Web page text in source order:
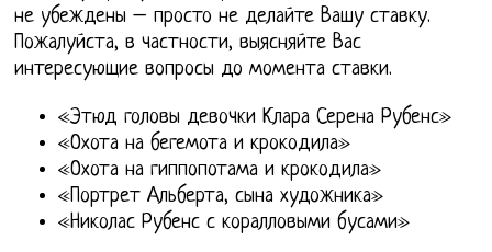
не убеждены – просто не делайте Вашу ставку.
Пожалуйста, в частности, выясняйте Вас
интересующие вопросы до момента ставки.
«Этюд головы девочки Клара Серена Рубенс»
«Охота на бегемота и крокодила»
«Охота на гиппопотама и крокодила»
«Портрет Альберта, сына художника»
«Николас Рубенс с коралловыми бусами»